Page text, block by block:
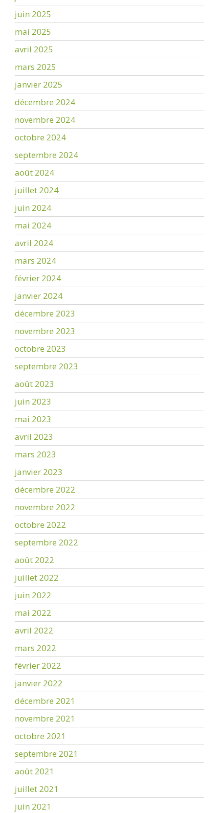
juin 2025
mai 2025
avril 2025
mars 2025
janvier 2025
décembre 2024
novembre 2024
octobre 2024
septembre 2024
août 2024
juillet 2024
juin 2024
mai 2024
avril 2024
mars 2024
février 2024
janvier 2024
décembre 2023
novembre 2023
octobre 2023
septembre 2023
août 2023
juin 2023
mai 2023
avril 2023
mars 2023
janvier 2023
décembre 2022
novembre 2022
octobre 2022
septembre 2022
août 2022
juillet 2022
juin 2022
mai 2022
avril 2022
mars 2022
février 2022
janvier 2022
décembre 2021
novembre 2021
octobre 2021
septembre 2021
août 2021
juillet 2021
juin 2021